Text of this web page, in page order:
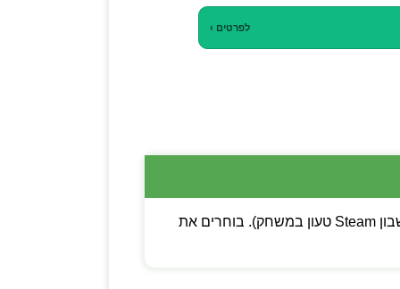
לפרטים ›
💡 שימו לב: ניתן לבחור בין קוד דיגיטלי (מפתח Steam להפעלה עצמית) לבין משתמש חדש (חשבון Steam טעון במשחק). בוחרים את